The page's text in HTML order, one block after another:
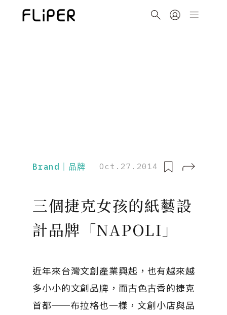
Brand｜品牌 Oct.27.2014
三個捷克女孩的紙藝設
計品牌「NAPOLI」
近年來台灣文創產業興起，也有越來越
多小小的文創品牌，而古色古香的捷克
首都──布拉格也一樣，文創小店與品